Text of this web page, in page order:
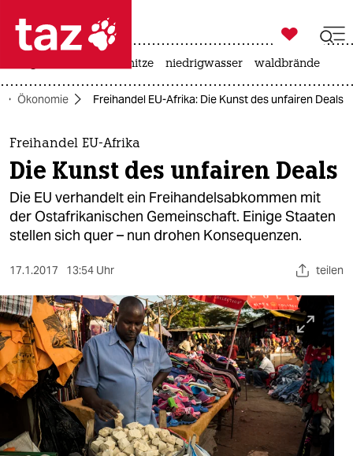
 taz zahl ich
taz zahl ich
themen
politik
öko
gesellschaft
sport
berlin
nord
wahrheit

taz zahl ich
hitze niedrigwasser waldbrände
Ökonomie Freihandel EU-Afrika: Die Kunst des unfairen Deals
Freihandel EU-Afrika
Die Kunst des unfairen Deals
Die EU verhandelt ein Freihandelsabkommen mit
der Ostafrikanischen Gemeinschaft. Einige Staaten
stellen sich quer – nun drohen Konsequenzen.
17.1.2017 13:54 Uhr teilen